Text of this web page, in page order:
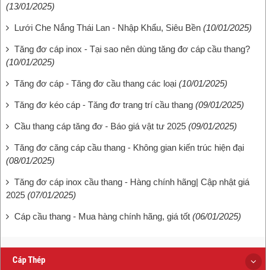
(13/01/2025)
Lưới Che Nắng Thái Lan - Nhập Khẩu, Siêu Bền (10/01/2025)
Tăng đơ cáp inox - Tại sao nên dùng tăng đơ cáp cầu thang?
(10/01/2025)
Tăng đơ cáp - Tăng đơ cầu thang các loại (10/01/2025)
Tăng đơ kéo cáp - Tăng đơ trang trí cầu thang (09/01/2025)
Cầu thang cáp tăng đơ - Báo giá vật tư 2025 (09/01/2025)
Tăng đơ căng cáp cầu thang - Không gian kiến trúc hiện đại
(08/01/2025)
Tăng đơ cáp inox cầu thang - Hàng chính hãng| Cập nhật giá
2025 (07/01/2025)
Cáp cầu thang - Mua hàng chính hãng, giá tốt (06/01/2025)
Cáp Thép